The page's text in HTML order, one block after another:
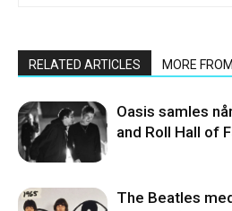
RELATED ARTICLES MORE
Oasis samles
and Roll Hall of
The Beatles